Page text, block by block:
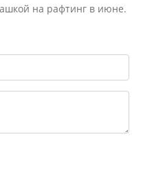
на рафтинг в июне.